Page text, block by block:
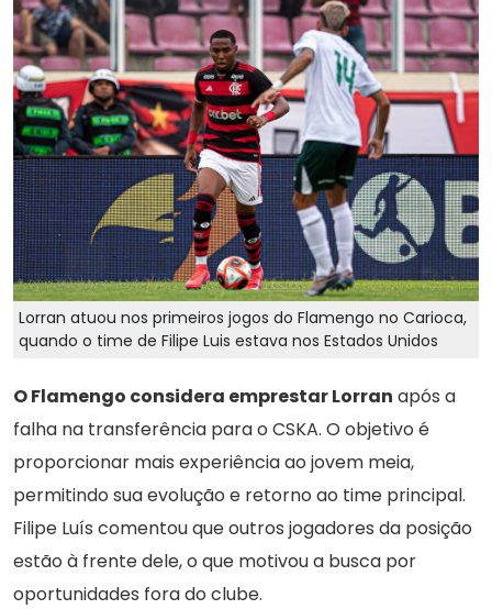
Lorran atuou nos primeiros jogos do Flamengo no Carioca,
quando o time de Filipe Luis estava nos Estados Unidos
O Flamengo considera emprestar Lorran após a
falha na transferência para o CSKA. O objetivo é
proporcionar mais experiência ao jovem meia,
permitindo sua evolução e retorno ao time principal.
Filipe Luís comentou que outros jogadores da posição
estão à frente dele, o que motivou a busca por
oportunidades fora do clube.